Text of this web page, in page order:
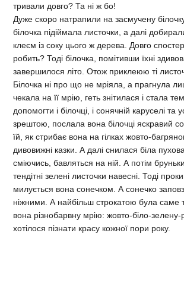
тривали довго? Та ні ж бо!
Дуже скоро натрапили на засмучену
білочка підіймала листочки, а далі
клеєм із соку цього ж дерева. Довго
робить? Тоді білочка, помітивши їхні
завершилося літо. Отож приклеюю ті
Білочка ні про що не мріяла, а прагнула
чекала на її мрію, геть знітилася і стала
допомогти і білочці, і сонячній каруселі
зрештою, послала вона білочці яскравий
їй, як стрибає вона на гілках жовто-
дивовижні казки. А далі снилася біла
сміючись, бавляться на ній. А потім
тендітні зелені листочки навесні. Тоді
милується вона сонечком. А сонечко
ніжними. А найбільш строкатою була
вона різнобарвну мрію: жовто-біло-зелену-
хотілося пізнати красу кожної пори року.